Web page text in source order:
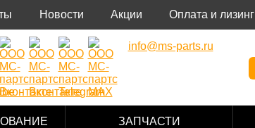
Новости Акции Оплата и лизинг
info@ms-parts.ru
ЗАПЧАСТИ